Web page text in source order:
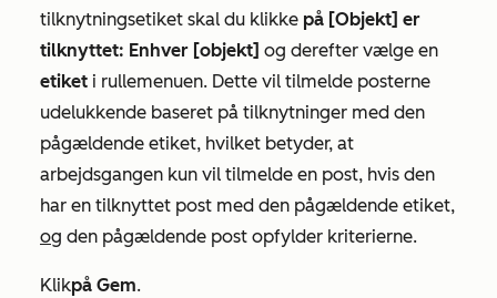
tilknytningsetiket skal du klikke på [Objekt] er
tilknyttet: Enhver [objekt] og derefter vælge en
etiket i rullemenuen. Dette vil tilmelde posterne
udelukkende baseret på tilknytninger med den
pågældende etiket, hvilket betyder, at
arbejdsgangen kun vil tilmelde en post, hvis den
har en tilknyttet post med den pågældende etiket,
og den pågældende post opfylder kriterierne.
Klikpå Gem.